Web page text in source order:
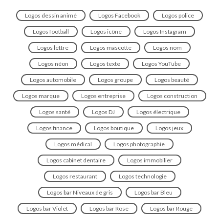
Logos dessin animé Logos Facebook Logos police
Logos football Logos icône Logos Instagram
Logos lettre Logos mascotte Logos nom
Logos néon Logos texte Logos YouTube
Logos automobile Logos groupe Logos beauté
Logos marque Logos entreprise Logos construction
Logos santé Logos DJ Logos électrique
Logos finance Logos boutique Logos jeux
Logos médical Logos photographie
Logos cabinet dentaire Logos immobilier
Logos restaurant Logos technologie
Logos bar Niveaux de gris Logos bar Bleu
Logos bar Violet Logos bar Rose Logos bar Rouge